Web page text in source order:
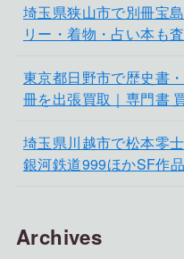
埼玉県狭山市で別冊宝
リー・着物・占い本も
東京都日野市で歴史書
冊を出張買取｜専門書
埼玉県川越市で松本零
銀河鉄道999ほかSF作
Archives